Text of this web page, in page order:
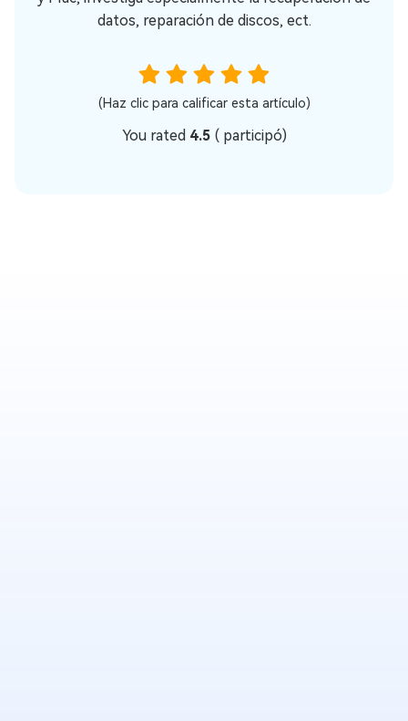
datos, reparación de discos, ect.
(Haz clic para calificar esta artículo)
You rated 4.5 (participó)